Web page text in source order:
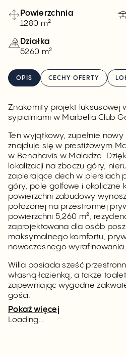
Powierzchnia
1280 m²
Działka
5260 m²
OPIS CECHY OFERTY
Znakomity projekt luksusowej
sypialniami w Marbella Club
Ten wyjątkowy, zupełnie
znajduje się w prestiżowym
w Benahavís w Maladze.
lokalizacji na zboczu góry,
zapierające dech w piersiach
góry, pole golfowe i okoliczne
powierzchni zabudowy
położonej na przestronnej
powierzchni 5,260 m²,
zaprojektowana dla osób
maksymalnego komfortu,
nowoczesnego wyrafinowania.
Willa posiada sześć
własną łazienką, a także
zapewniając wygodne
gości.
Pokaż więcej
Loading...